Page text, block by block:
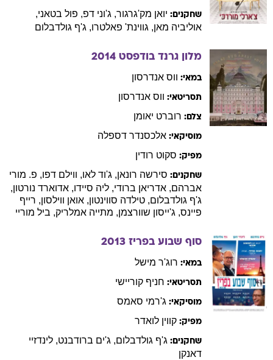
שחקנים: יואן מק'גרגור, ג'וני דפ, פול בטאני,
אוליביה מאן, גווינת' פאלטרו, ג'ף גולדבלום
מלון גרנד בודפסט 2014
במאי: ווס אנדרסון
תסריטאי: ווס אנדרסון
צלם: רוברט יאומן
מוסיקאי: אלכסנדר דספלה
מפיק: סקוט רודין
שחקנים: סירשה רונאן, ג'וד לאו, ווילם דפו, פ. מורי
אברהם, אדריאן ברודי, ליה סיידו, אדוארד נורטון,
ג'ף גולדבלום, טילדה סווינטון, אואן ווילסון, רייף
פיינס, ג'ייסון שוורצמן, מתייה אמלריק, ביל מוריי
סוף שבוע בפריז 2013
במאי: רוג'ר מישל
תסריטאי: חניף קוריישי
מוסיקאי: ג'רמי סאמס
מפיק: קווין לואדר
שחקנים: ג'ף גולדבלום, ג'ים ברודבנט, לינדזיי
דאנקן